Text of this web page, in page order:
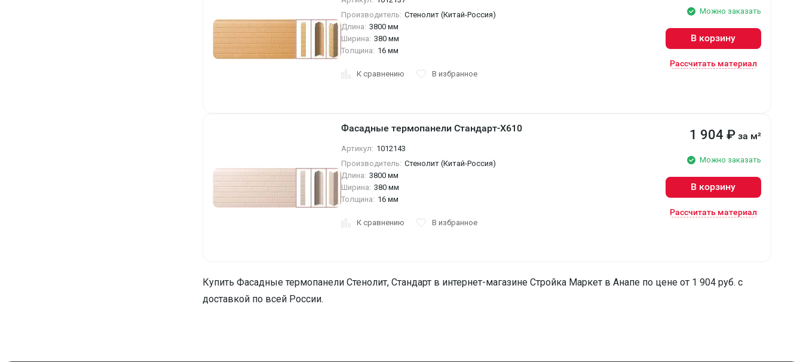
Производитель: Стенолит (Китай-Россия)
Длина: 3800 мм
Ширина: 380 мм
Толщина: 16 мм
К сравнению В избранное
Можно заказать
В корзину
Рассчитать материал
Фасадные термопанели Стандарт-X610
Артикул: 1012143
Производитель: Стенолит (Китай-Россия)
Длина: 3800 мм
Ширина: 380 мм
Толщина: 16 мм
К сравнению В избранное
1 904 ₽ за м²
Можно заказать
В корзину
Рассчитать материал
Купить Фасадные термопанели Стенолит, Стандарт в интернет-магазине Стройка Маркет в Анапе по цене от 1 904 руб. с
доставкой по всей России.